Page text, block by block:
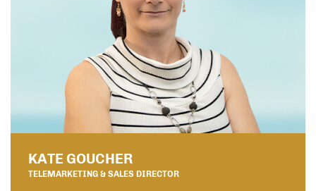
KATE GOUCHER
TELEMARKETING & SALES DIRECTOR